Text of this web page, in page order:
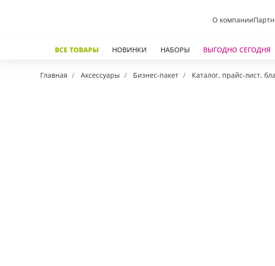
О компании
ВСЕ ТОВАРЫ НОВИНКИ НАБОРЫ ВЫГОДНО СЕГОДНЯ
Главная Аксессуары Бизнес-пакет Каталог, прайс-лист,